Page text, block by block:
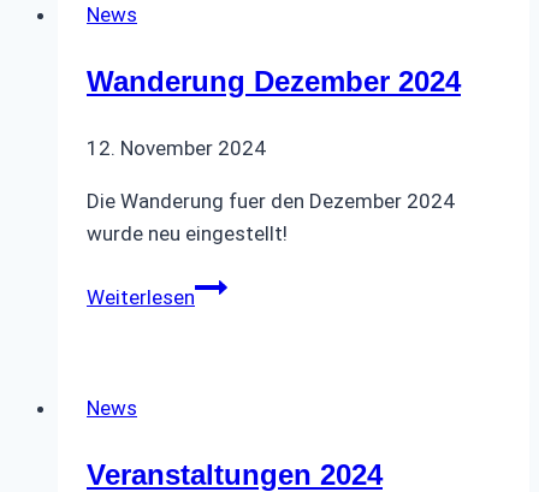
News
Wanderung Dezember 2024
12. November 2024
Die Wanderung fuer den Dezember 2024
wurde neu eingestellt!
WeiterlesenWanderung
News
Veranstaltungen 2024